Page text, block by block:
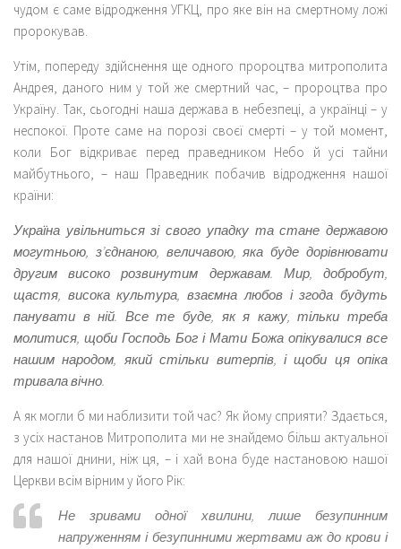
чудом є саме відродження УГКЦ, про яке він на смертному ложі
пророкував.
Утім, попереду здійснення ще одного пророцтва митрополита
Андрея, даного ним у той же смертний час, – пророцтва про
Україну. Так, сьогодні наша держава в небезпеці, а українці – у
неспокої. Проте саме на порозі своєї смерті – у той момент,
коли Бог відкриває перед праведником Небо й усі тайни
майбутнього, – наш Праведник побачив відродження нашої
країни:
Україна увільниться зі свого упадку та стане державою
могутньою, з’єднаною, величавою, яка буде дорівнювати
другим високо розвинутим державам. Мир, добробут,
щастя, висока культура, взаємна любов і згода будуть
панувати в ній. Все те буде, як я кажу, тільки треба
молитися, щоби Господь Бог і Мати Божа опікувалися все
нашим народом, який стільки витерпів, і щоби ця опіка
тривала вічно.
А як могли б ми наблизити той час? Як йому сприяти? Здається,
з усіх настанов Митрополита ми не знайдемо більш актуальної
для нашої днини, ніж ця, – і хай вона буде настановою нашої
Церкви всім вірним у його Рік:
Не зривами одної хвилини, лише безупинним
напруженням і безупинними жертвами аж до крови і